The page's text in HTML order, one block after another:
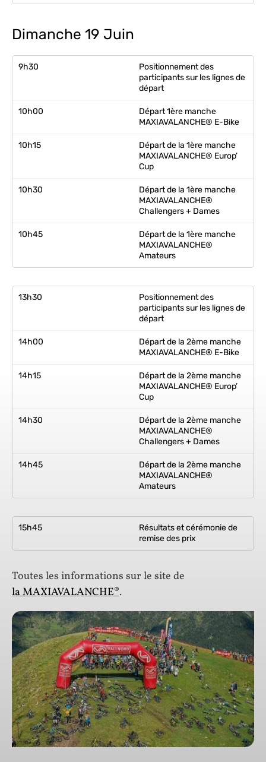
Dimanche 19 Juin
9h30
Positionnement des
participants sur les lignes de
départ
10h00
Départ 1ère manche
MAXIAVALANCHE® E-Bike
10h15
Départ de la 1ère manche
MAXIAVALANCHE® Europ’
Cup
10h30
Départ de la 1ère manche
MAXIAVALANCHE®
Challengers + Dames
10h45
Départ de la 1ère manche
MAXIAVALANCHE®
Amateurs
13h30
Positionnement des
participants sur les lignes de
départ
14h00
Départ de la 2ème manche
MAXIAVALANCHE® E-Bike
14h15
Départ de la 2ème manche
MAXIAVALANCHE® Europ’
Cup
14h30
Départ de la 2ème manche
MAXIAVALANCHE®
Challengers + Dames
14h45
Départ de la 2ème manche
MAXIAVALANCHE®
Amateurs
15h45
Résultats et cérémonie de
remise des prix
Toutes les informations sur le site de
la MAXIAVALANCHE®.